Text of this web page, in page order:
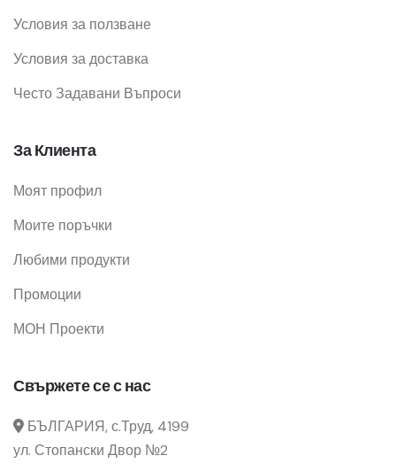
Условия за ползване
Условия за доставка
Често Задавани Въпроси
За Клиента
Моят профил
Моите поръчки
Любими продукти
Промоции
МОН Проекти
Свържете се с нас
БЪЛГАРИЯ, с.Труд, 4199
ул. Стопански Двор №2